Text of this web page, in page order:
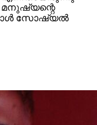
മനുഷ്യന്റെ
സോഷ്യല്‍